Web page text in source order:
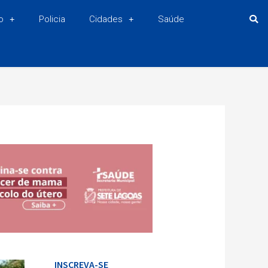
Policia Cidades Saúde
INSCREVA-SE